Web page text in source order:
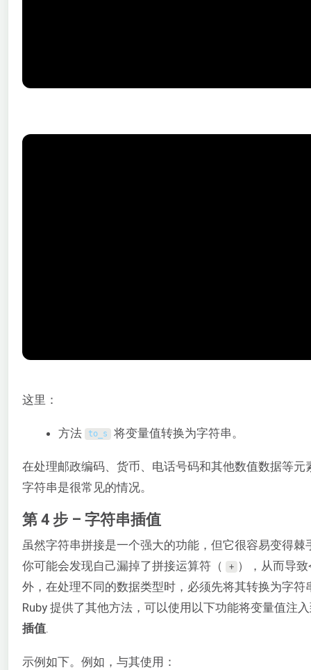
这里：
方法 to_s 将变量值转换为字符串。
在处理邮政编码、货币、电话号码和其他数值数据等元
字符串是很常见的情况。
第 4 步 – 字符串插值
虽然字符串拼接是一个强大的功能，但它很容易变得棘
你可能会发现自己漏掉了拼接运算符（
+ ），从而导
外，在处理不同的数据类型时，必须先将其转换为字符
Ruby 提供了其他方法，可以使用以下功能将变量值注
插值
示例如下。例如，与其使用：